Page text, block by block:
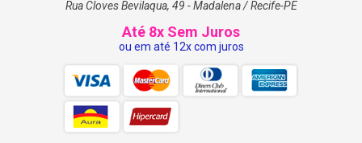
– Não acompanha inflador
– Este produto não é um salva vidas
– Uso de crianças só com a supervisão permanente
de um adulto
ESPECIFICAÇÕES:
Rua Cloves Bevilaqua, 49 - Madalena / Recife-PE
Até 8x Sem Juros
ou em até 12x com juros